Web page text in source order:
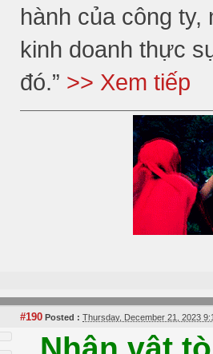
hành của công ty,
kinh doanh thực
đó.” >> Xem tiếp
#190 Posted : Thursday, December 21, 2023